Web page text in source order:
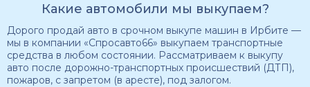
Какие автомобили мы выкупаем?
Дорого продай авто в срочном выкупе машин в Ирбите —
мы в компании «Спросавто66» выкупаем транспортные
средства в любом состоянии. Рассматриваем к выкупу
авто после дорожно-транспортных происшествий (ДТП),
пожаров, с запретом (в аресте), под залогом.